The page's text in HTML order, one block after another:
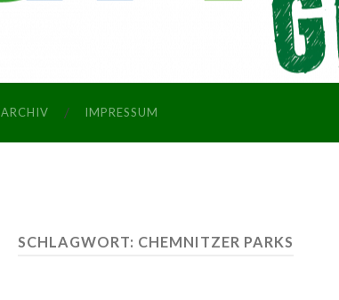
ARCHIV IMPRESSUM
SCHLAGWORT: CHEMNITZER PARKS